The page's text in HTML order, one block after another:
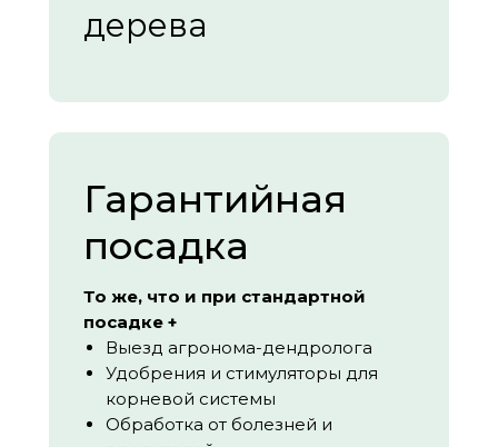
То же, что и при стандартной
посадке +
Выезд агронома-дендролога
Удобрения и стимуляторы для
корневой системы
Обработка от болезней и
Гарантийная
посадка
дерева